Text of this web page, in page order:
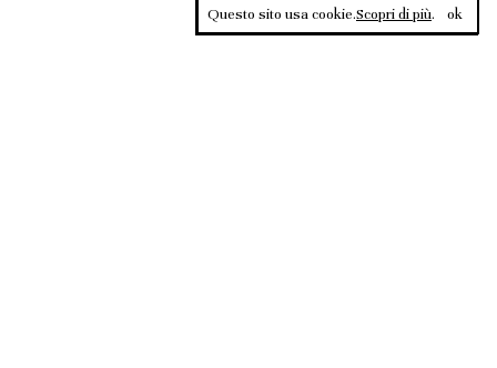
Questo sito usa cookie.Scopri di più. ok